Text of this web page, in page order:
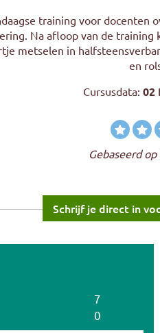
training voor docenten
Na afloop van de
metselen in
en
Cursusdata: 02
Gebaseerd
Schrijf je direct in
7
0